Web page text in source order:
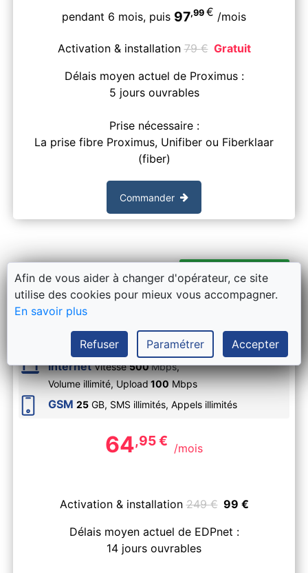
pendant 6 mois, puis 97,99 € /mois
Activation & installation79€ Gratuit
Délais moyen actuel de Proximus :
5 jours ouvrables
Prise nécessaire :
La prise fibre Proximus, Unifiber ou Fiberklaar
(fiber)
Commander
EDPnet FIBER XL + gsm illimité avec 25
Internet Vitesse500Mbps,
Volume illimité,Upload100Mbps
GSM 25 GB, SMS illimités, Appels illimités
64,95€ /mois
Activation & installation249€ 99 €
Délais moyen actuel de EDPnet :
14 jours ouvrables
Afin de vous aider à changer d'opérateur, ce site
utilise des cookies pour mieux vous accompagner.
En savoir plus
Refuser Paramétrer Accepter